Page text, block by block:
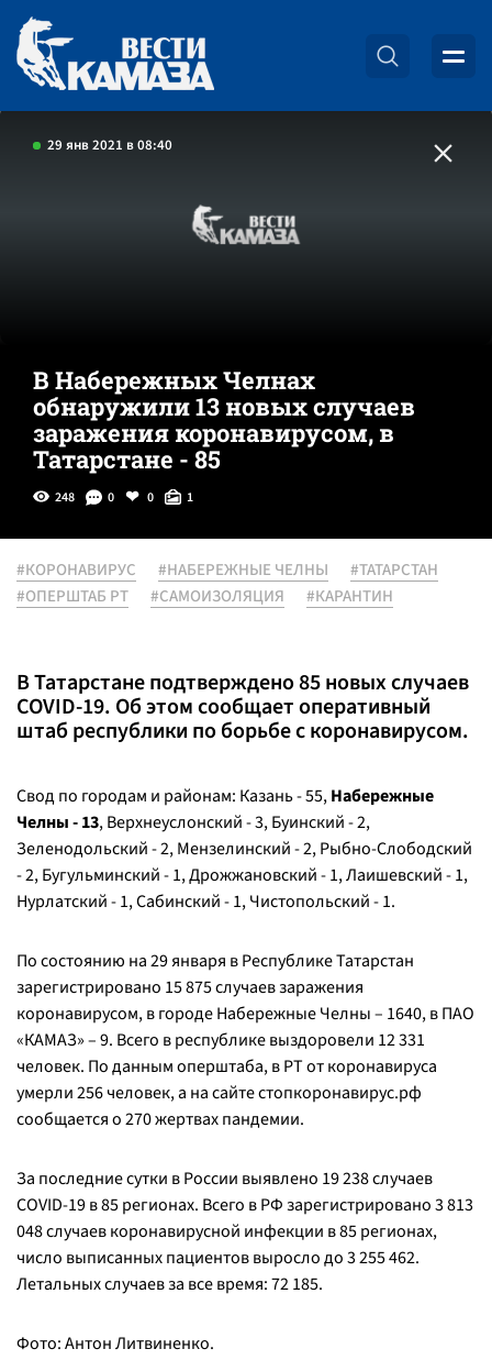
29 янв 2021 в 08:40
В Набережных Челнах
обнаружили 13 новых случаев
заражения коронавирусом, в
Татарстане - 85
248 0 0 1
#КОРОНАВИРУС #НАБЕРЕЖНЫЕ ЧЕЛНЫ
#ТАТАРСТАН
#ОПЕРШТАБ РТ
#САМОИЗОЛЯЦИЯ #КАРАНТИН
В Татарстане подтверждено 85 новых случаев
COVID-19. Об этом сообщает оперативный
штаб республики по борьбе с коронавирусом.
Свод по городам и районам: Казань - 55,Набережные
Челны - 13, Верхнеуслонский - 3, Буинский - 2,
Зеленодольский - 2, Мензелинский - 2, Рыбно-Слободский
- 2, Бугульминский - 1, Дрожжановский - 1, Лаишевский - 1,
Нурлатский - 1, Сабинский - 1, Чистопольский - 1.
По состоянию на 29 января в Республике Татарстан
зарегистрировано 15 875 случаев заражения
коронавирусом, в городе Набережные Челны – 1640, в ПАО
«КАМАЗ» – 9. Всего в республике выздоровели 12 331
человек. По данным оперштаба, в РТ от коронавируса
умерли 256 человек, а на сайте стопкоронавирус.рф
сообщается о 270 жертвах пандемии.
За последние сутки в России выявлено 19 238 случаев
COVID-19 в 85 регионах. Всего в РФ зарегистрировано 3 813
048 случаев коронавирусной инфекции в 85 регионах,
число выписанных пациентов выросло до 3 255 462.
Летальных случаев за все время: 72 185.
Фото: Антон Литвиненко.